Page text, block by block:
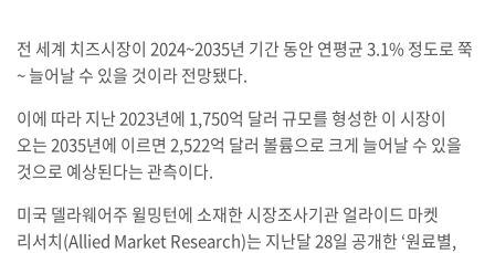
전 세계 치즈시장이 2024~2035년 기간 동안 연평균 3.1% 정도로 쭉
~ 늘어날 수 있을 것이라 전망됐다.
이에 따라 지난 2023년에 1,750억 달러 규모를 형성한 이 시장이
오는 2035년에 이르면 2,522억 달러 볼륨으로 크게 늘어날 수 있을
것으로 예상된다는 관측이다.
미국 델라웨어주 윌밍턴에 소재한 시장조사기관 얼라이드 마켓
리서치(Allied Market Research)는 지난달 28일 공개한 ‘원료별,